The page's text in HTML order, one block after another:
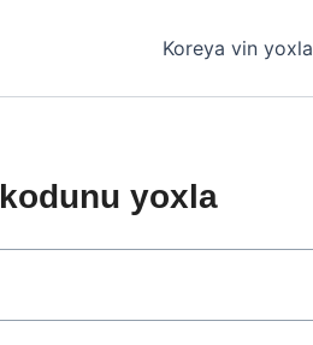
Koreya vin yoxla
kodunu yoxla